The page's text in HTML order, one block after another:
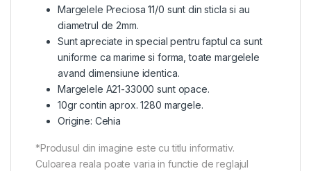
Margelele Preciosa 11/0 sunt din sticla si au
diametrul de 2mm.
Sunt apreciate in special pentru faptul ca sunt
uniforme ca marime si forma, toate margelele
avand dimensiune identica.
Margelele A21-33000 sunt opace.
10gr contin aprox. 1280 margele.
Origine: Cehia
*Produsul din imagine este cu titlu informativ.
Culoarea reala poate varia in functie de reglajul